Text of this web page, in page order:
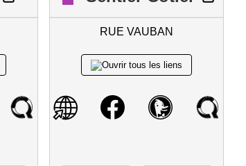
RUE VAUBAN